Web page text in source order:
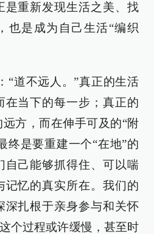
是重新发现生活之美、找
也是成为自己生活“编织
“道不远人。”真正的生活
在当下的每一步；真正的
方，而在伸手可及的“附
终是要重建一个“在地”的
自己能够抓得住、可以喘
记忆的真实所在。我们的
深扎根于亲身参与和关怀
个过程或许缓慢，甚至时